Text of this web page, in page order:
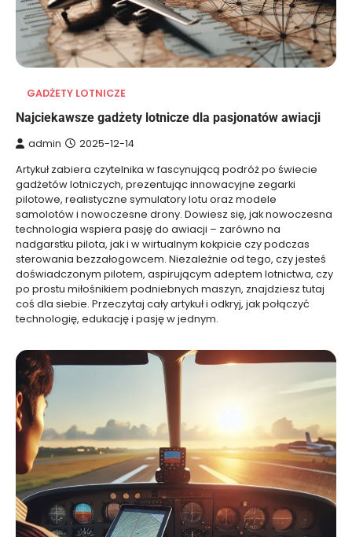
GADŻETY LOTNICZE
Najciekawsze gadżety lotnicze dla pasjonatów awiacji
admin 2025-12-14
Artykuł zabiera czytelnika w fascynującą podróż po świecie
gadżetów lotniczych, prezentując innowacyjne zegarki
pilotowe, realistyczne symulatory lotu oraz modele
samolotów i nowoczesne drony. Dowiesz się, jak nowoczesna
technologia wspiera pasję do awiacji – zarówno na
nadgarstku pilota, jak i w wirtualnym kokpicie czy podczas
sterowania bezzałogowcem. Niezależnie od tego, czy jesteś
doświadczonym pilotem, aspirującym adeptem lotnictwa, czy
po prostu miłośnikiem podniebnych maszyn, znajdziesz tutaj
coś dla siebie. Przeczytaj cały artykuł i odkryj, jak połączyć
technologię, edukację i pasję w jednym.